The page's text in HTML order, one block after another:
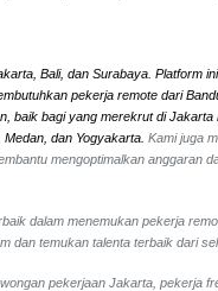
Bali, dan Surabaya.
pekerja remote dari
baik bagi yang merekrut di
dan Yogyakarta. Kami juga
mengoptimalkan
dalam menemukan pekerja
dan temukan talenta terbaik dari
pekerjaan Jakarta, pekerja